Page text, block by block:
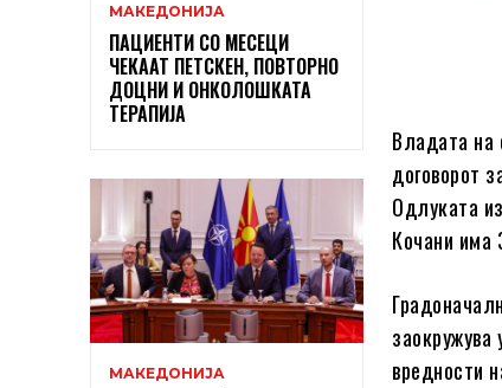
МАКЕДОНИЈА
ПАЦИЕНТИ СО МЕСЕЦИ
ЧЕКААТ ПЕТСКЕН, ПОВТОРНО
ДОЦНИ И ОНКОЛОШКАТА
ТЕРАПИЈА
МАКЕДОНИЈА
Владата на
договорот
Одлуката
Кочани има
вредности